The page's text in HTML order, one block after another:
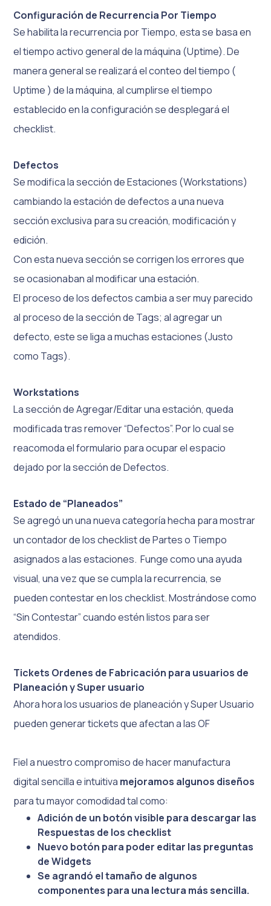
Configuración de Recurrencia Por Tiempo
Se habilita la recurrencia por Tiempo, esta se basa en
el tiempo activo general de la máquina (Uptime). De
manera general se realizará el conteo del tiempo (
Uptime ) de la máquina, al cumplirse el tiempo
establecido en la configuración se desplegará el
checklist.
Defectos
Se modifica la sección de Estaciones (Workstations)
cambiando la estación de defectos a una nueva
sección exclusiva para su creación, modificación y
edición.
Con esta nueva sección se corrigen los errores que
se ocasionaban al modificar una estación.
El proceso de los defectos cambia a ser muy parecido
al proceso de la sección de Tags; al agregar un
defecto, este se liga a muchas estaciones (Justo
como Tags).
Workstations
La sección de Agregar/Editar una estación, queda
modificada tras remover “Defectos”. Por lo cual se
reacomoda el formulario para ocupar el espacio
dejado por la sección de Defectos.
Estado de “Planeados”
Se agregó un una nueva categoría hecha para mostrar
un contador de los checklist de Partes o Tiempo
asignados a las estaciones. Funge como una ayuda
visual, una vez que se cumpla la recurrencia, se
pueden contestar en los checklist. Mostrándose como
“Sin Contestar” cuando estén listos para ser
atendidos.
Tickets Ordenes de Fabricación para usuarios de
Planeación y Super usuario
Ahora hora los usuarios de planeación y Super Usuario
pueden generar tickets que afectan a las OF
Fiel a nuestro compromiso de hacer manufactura
digital sencilla e intuitiva mejoramos algunos diseños
para tu mayor comodidad tal como:
Adición de un botón visible para descargar las
Respuestas de los checklist
Nuevo botón para poder editar las preguntas
de Widgets
Se agrandó el tamaño de algunos
componentes para una lectura más sencilla.